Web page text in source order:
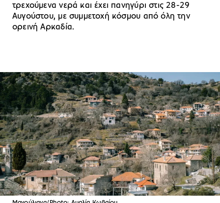
τρεχούμενα νερά και έχει πανηγύρι στις 28-29
Αυγούστου, με συμμετοχή κόσμου από όλη την
ορεινή Αρκαδία.